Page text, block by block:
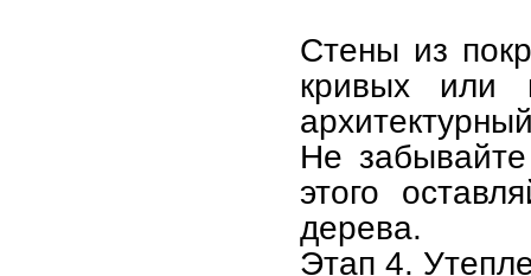
Стены из
кривых или
Не
этого
дерева.
Этап 4.